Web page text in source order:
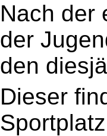
Nach der
der
den
Dieser